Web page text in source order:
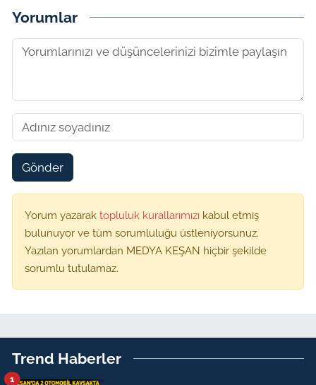
Yorumlar
Gönder
Yorum yazarak topluluk kurallarımızı kabul etmiş
bulunuyor ve tüm sorumluluğu üstleniyorsunuz.
Yazılan yorumlardan MEDYA KEŞAN hiçbir şekilde
sorumlu tutulamaz.
Trend Haberler
1